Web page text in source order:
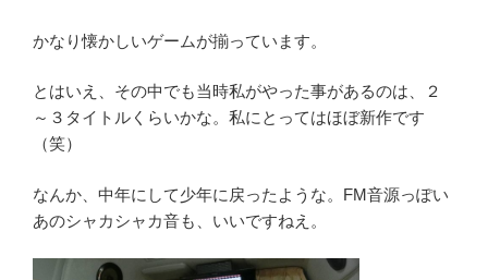
かなり懐かしいゲームが揃っています。
とはいえ、その中でも当時私がやった事があるのは、２
～３タイトルくらいかな。私にとってはほぼ新作です
（笑）
なんか、中年にして少年に戻ったような。FM音源っぽい
あのシャカシャカ音も、いいですねえ。